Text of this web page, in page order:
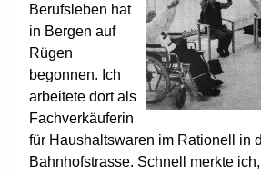
Berufsleben hat
in Bergen auf
Rügen
begonnen. Ich
arbeitete dort als
Fachverkäuferin
für Haushaltswaren im Rationell in
Bahnhofstrasse. Schnell merkte